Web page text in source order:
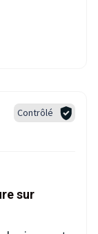
Contrôlé
sur